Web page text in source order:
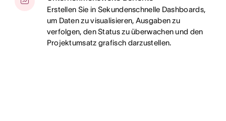
Erstellen Sie in Sekundenschnelle Dashboards,
um Daten zu visualisieren, Ausgaben zu
verfolgen, den Status zu überwachen und den
Projektumsatz grafisch darzustellen.